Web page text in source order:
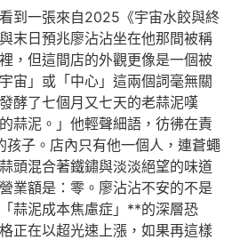
到一張來自2025《宇宙水餃與終
末日預兆廖沾沾坐在他那間被稱
，但這間店的外觀更像是一個被
宙」或「中心」這兩個詞毫無關
酵了七個月又七天的老蒜泥嘆
蒜泥。」他輕聲細語，彷彿在責
孩子。店內只有他一個人，連蒼蠅
頭混合著鐵鏽與淡淡絕望的味道
業額是：零。廖沾沾不安的不是
蒜泥成本焦慮症」**的深層恐
正在以超光速上漲，如果再這樣